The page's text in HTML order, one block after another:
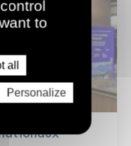
to
all
Personalize